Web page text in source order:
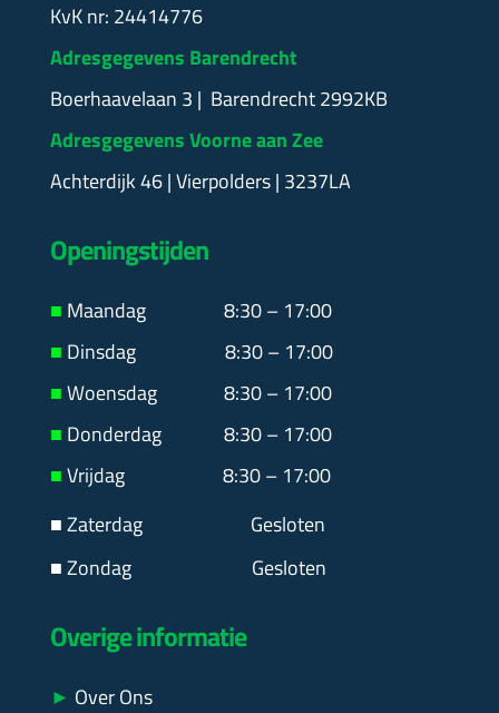
KvK nr: 24414776
Adresgegevens Barendrecht
Boerhaavelaan 3 | Barendrecht 2992KB
Adresgegevens Voorne aan Zee
Achterdijk 46 | Vierpolders | 3237LA
Openingstijden
■ Maandag 8:30 – 17:00
■ Dinsdag 8:30 – 17:00
■Woensdag 8:30 – 17:00
■ Donderdag 8:30 – 17:00
■Vrijdag 8:30 – 17:00
■ Zaterdag Gesloten
■ Zondag Gesloten
Overige informatie
► Over Ons